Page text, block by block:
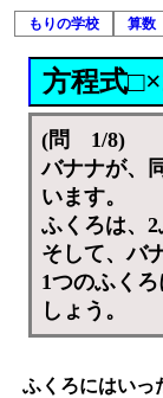
もりの学校 算数
方程式
(問 1/8)
バナナが、
います。
ふくろは、2
そして、バ
1つのふく
しょう。
ふくろにはいっ